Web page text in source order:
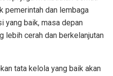
pemerintah dan lembaga
yang baik, masa depan
lebih cerah dan berkelanjutan
tata kelola yang baik akan